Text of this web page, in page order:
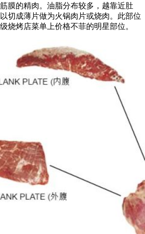
膜的精肉。油脂分布较多，越靠近肚
切成薄片做为火锅肉片或烧肉。此部位
烧烤店菜单上价格不菲的明星部位。